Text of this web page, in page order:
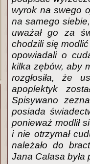
wyrok na swego
na samego
uważał go za
chodzili się
opowiadali o
kilka zębów, aby
rozgłosiła, że
apoplektyk
Spisywano
posiada
ponieważ modlił
i nie otrzymał
należało do
Jana Calasa była